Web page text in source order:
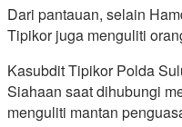
Dari pantauan, selain
Tipikor juga menguliti
Kasubdit Tipikor Polda
Siahaan saat dihubungi
menguliti mantan